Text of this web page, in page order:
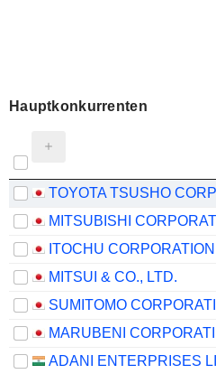
Hauptkonkurrenten
ITOCHU CORPORATION
MITSUI & CO., LTD.